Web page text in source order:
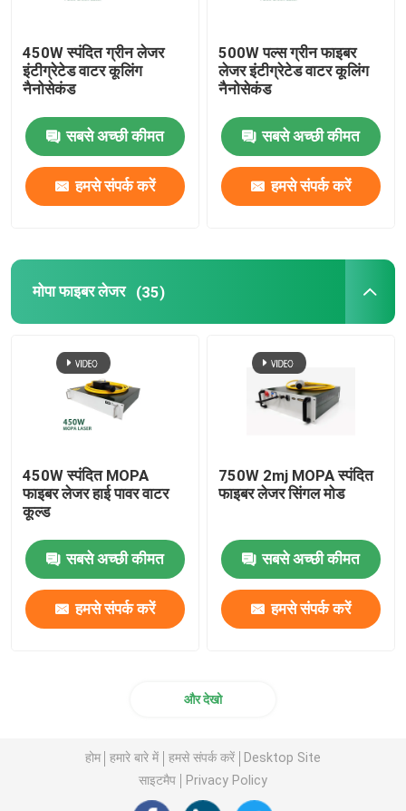
450W स्पंदित ग्रीन लेजर
इंटीग्रेटेड वाटर कूलिंग
नैनोसेकंड
सबसे अच्छी कीमत
हमसे संपर्क करें
500W पल्स ग्रीन फाइबर
लेजर इंटीग्रेटेड वाटर कूलिंग
नैनोसेकंड
सबसे अच्छी कीमत
हमसे संपर्क करें
मोपा फाइबर लेजर (35)
450W स्पंदित MOPA
फाइबर लेजर हाई पावर वाटर
कूल्ड
सबसे अच्छी कीमत
हमसे संपर्क करें
750W 2mj MOPA स्पंदित
फाइबर लेजर सिंगल मोड
सबसे अच्छी कीमत
हमसे संपर्क करें
और देखो
होम हमारे बारे में हमसे संपर्क करें
Desktop Site
साइटमैप
Privacy Policy